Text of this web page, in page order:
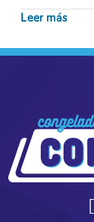
Leer más